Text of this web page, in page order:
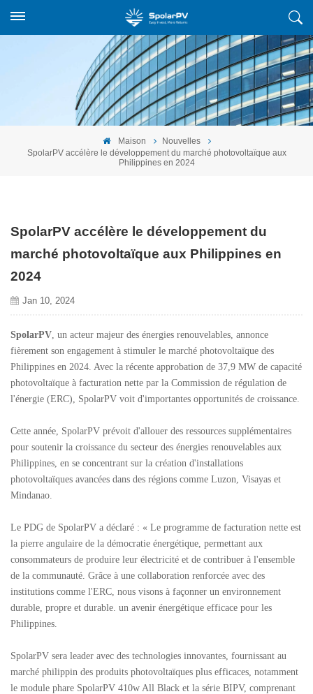
Maison
Nouvelles
SpolarPV accélère le développement du marché photovoltaïque aux
Philippines en 2024
SpolarPV accélère le développement du
marché photovoltaïque aux Philippines en
2024
Jan 10, 2024
SpolarPV, un acteur majeur des énergies renouvelables, annonce
fièrement son engagement à stimuler le marché photovoltaïque des
Philippines en 2024. Avec la récente approbation de 37,9 MW de capacité
photovoltaïque à facturation nette par la Commission de régulation de
l'énergie (ERC), SpolarPV voit d'importantes opportunités de croissance.
Cette année, SpolarPV prévoit d'allouer des ressources supplémentaires
pour soutenir la croissance du secteur des énergies renouvelables aux
Philippines, en se concentrant sur la création d'installations
photovoltaïques avancées dans des régions comme Luzon, Visayas et
Mindanao.
Le PDG de SpolarPV a déclaré : « Le programme de facturation nette est
la pierre angulaire de la démocratie énergétique, permettant aux
consommateurs de produire leur électricité et de contribuer à l'ensemble
de la communauté. Grâce à une collaboration renforcée avec des
institutions comme l'ERC, nous visons à façonner un environnement
durable, propre et durable. un avenir énergétique efficace pour les
Philippines.
SpolarPV sera leader avec des technologies innovantes, fournissant au
marché philippin des produits photovoltaïques plus efficaces, notamment
le module phare SpolarPV 410w All Black et la série BIPV, comprenant